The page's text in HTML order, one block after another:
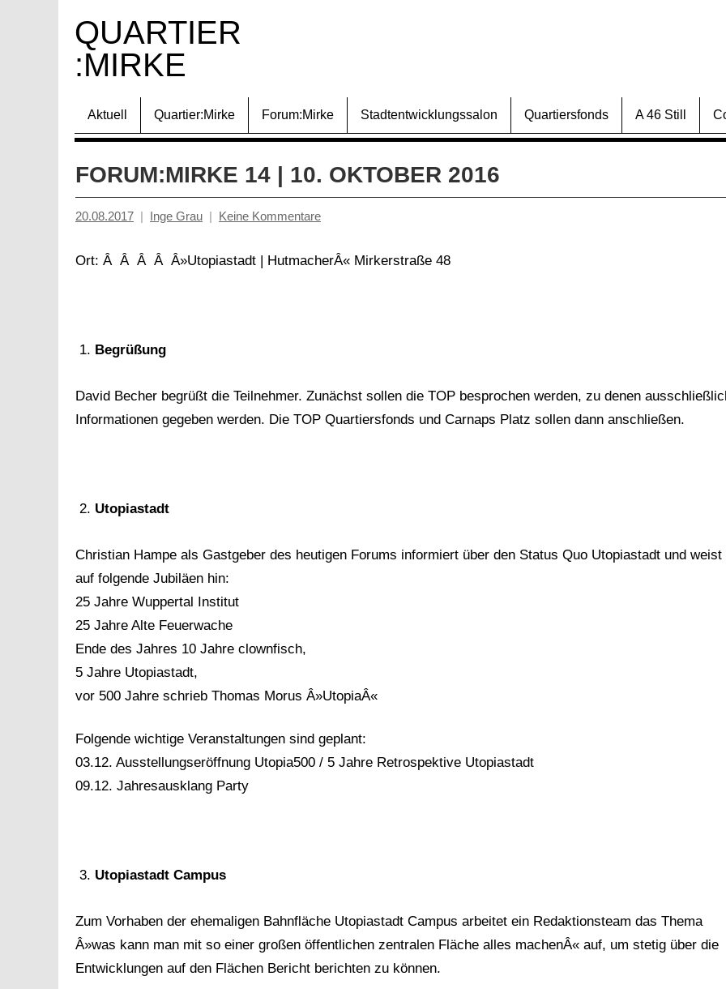
Inhalt
springen
QUARTIER
:MIRKE
Aktuell Quartier:Mirke Forum:Mirke Stadtentwicklungssalon Quartiersfonds A 46 Still
FORUM:MIRKE 14 | 10. OKTOBER 2016
20.08.2017 Inge Grau Keine Kommentare
Ort: Â Â Â Â Â»Utopiastadt | HutmacherÂ« Mirkerstraße 48
Begrüßung
David Becher begrüßt die Teilnehmer. Zunächst sollen die TOP besprochen werden, zu denen
Informationen gegeben werden. Die TOP Quartiersfonds und Carnaps Platz sollen dann anschließen.
Utopiastadt
Christian Hampe als Gastgeber des heutigen Forums informiert über den Status Quo Utopiastadt und weist
auf folgende Jubiläen hin:
25 Jahre Wuppertal Institut
25 Jahre Alte Feuerwache
Ende des Jahres 10 Jahre clownfisch,
5 Jahre Utopiastadt,
vor 500 Jahre schrieb Thomas Morus Â»UtopiaÂ«
Folgende wichtige Veranstaltungen sind geplant:
03.12. Ausstellungseröffnung Utopia500 / 5 Jahre Retrospektive Utopiastadt
09.12. Jahresausklang Party
Utopiastadt Campus
Zum Vorhaben der ehemaligen Bahnfläche Utopiastadt Campus arbeitet ein Redaktionsteam das Thema
Â»was kann man mit so einer großen öffentlichen zentralen Fläche alles machenÂ« auf, um stetig über die
Entwicklungen auf den Flächen Bericht berichten zu können.